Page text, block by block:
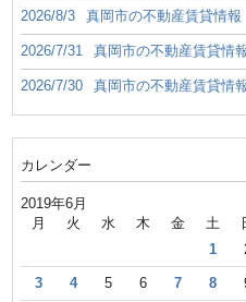
2026/8/3 真岡市の不動産賃貸情
2026/7/31 真岡市の不動産賃貸
2026/7/30 真岡市の不動産賃貸
カレンダー
2019年6月
月 火 水 木 金 土
1
3 4 5 6 7 8